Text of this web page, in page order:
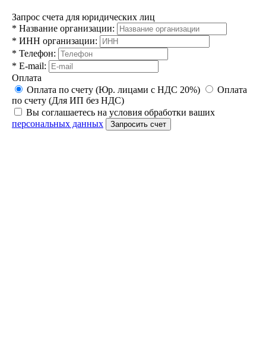
Запрос счета для юридических лиц
* Название организации:
* ИНН организации:
* Телефон:
* E-mail:
Оплата
Оплата по счету (Юр. лицами с НДС 20%)
Оплата
по счету (Для ИП без НДС)
Вы соглашаетесь на условия обработки ваших
персональных данных